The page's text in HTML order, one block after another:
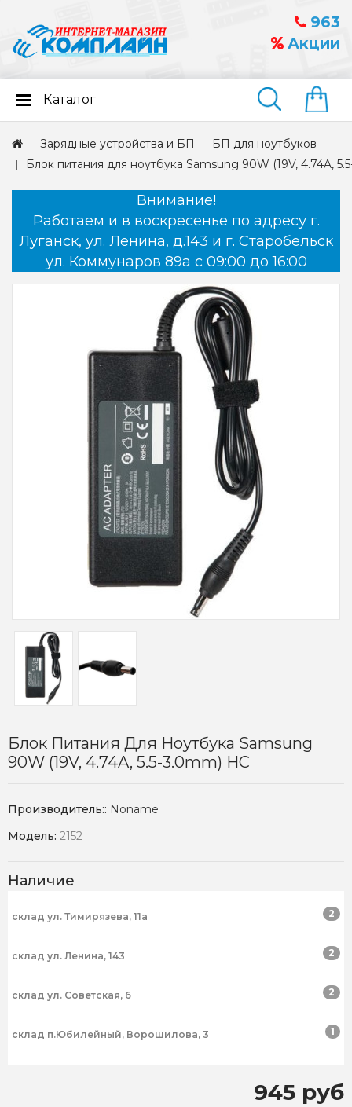
963
Акции
Найти
Каталог
Зарядные устройства и БП
БП для ноутбуков
Блок питания для ноутбука Samsung 90W (19V, 4.74A,
Внимание!
Работаем и в воскресенье по адресу г.
Луганск, ул. Ленина, д.143 и г. Старобельск
ул. Коммунаров 89а с 09:00 до 16:00
Блок Питания Для Ноутбука Samsung
90W (19V, 4.74A, 5.5-3.0mm) HC
Производитель:: Noname
Модель: 2152
Наличие
склад ул. Тимирязева, 11а 2
склад ул. Ленина, 143 2
склад ул. Советская, 6 2
склад п.Юбилейный, Ворошилова, 3 1
945 руб